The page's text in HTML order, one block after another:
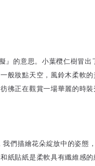
』的意思。小葉欖仁樹冒出
般妝點天空，風鈴木柔軟
彿正在觀賞一場華麗的時
們描繪花朵綻放中的姿態
紙貼紙是柔軟具有纖維感